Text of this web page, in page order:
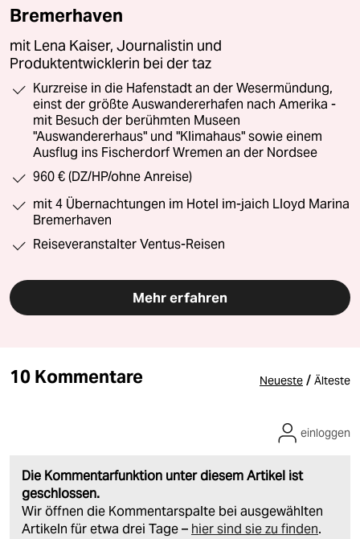
Bremerhaven
mit Lena Kaiser, Journalistin und
Produktentwicklerin bei der taz
Kurzreise in die Hafenstadt an der Wesermündung,
einst der größte Auswandererhafen nach Amerika -
mit Besuch der berühmten Museen
"Auswandererhaus" und "Klimahaus" sowie einem
Ausflug ins Fischerdorf Wremen an der Nordsee
960 € (DZ/HP/ohne Anreise)
mit 4 Übernachtungen im Hotel im-jaich Lloyd Marina
Bremerhaven
Reiseveranstalter Ventus-Reisen
Mehr erfahren
10 Kommentare Neueste / Älteste
Die Kommentarfunktion unter diesem Artikel ist
geschlossen.
Wir öffnen die Kommentarspalte bei ausgewählten
Artikeln für etwa drei Tage – hier sind sie zu finden.
einloggen